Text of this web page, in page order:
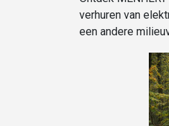
verhuren van
een andere